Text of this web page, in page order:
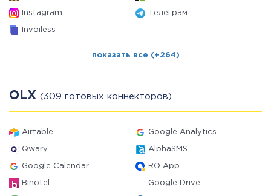
Instagram Телеграм
Invoiless
показать все (+264)
OLX (309 готовых коннекторов)
Airtable Google Analytics
Qwary AlphaSMS
Google Calendar RO App
Binotel Google Drive